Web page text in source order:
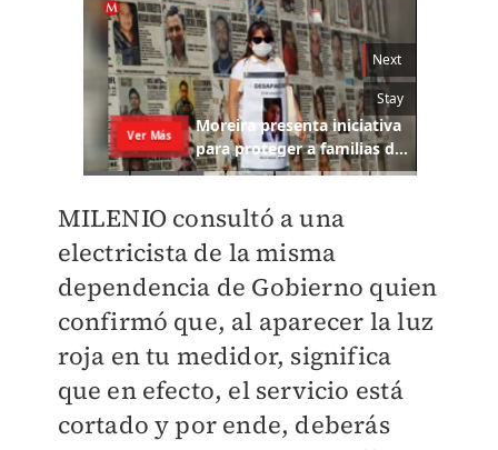
MILENIOconsultó a una
electricista de la misma
dependencia de Gobierno quien
confirmó que, al aparecer la luz
roja en tu medidor, significa
que en efecto, el servicio está
cortado y por ende, deberás